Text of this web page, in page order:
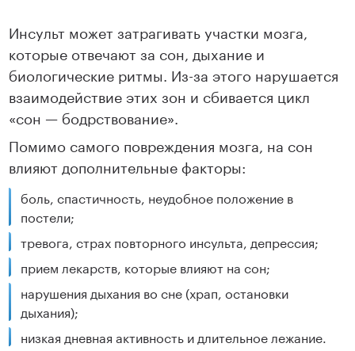
Инсульт может затрагивать участки мозга,
которые отвечают за сон, дыхание и
биологические ритмы. Из-за этого нарушается
взаимодействие этих зон и сбивается цикл
«сон — бодрствование».
Помимо самого повреждения мозга, на сон
влияют дополнительные факторы:
боль, спастичность, неудобное положение в
постели;
тревога, страх повторного инсульта, депрессия;
прием лекарств, которые влияют на сон;
нарушения дыхания во сне (храп, остановки
дыхания);
низкая дневная активность и длительное лежание.